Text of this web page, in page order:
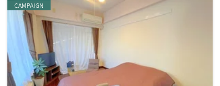
CAMPAIGN